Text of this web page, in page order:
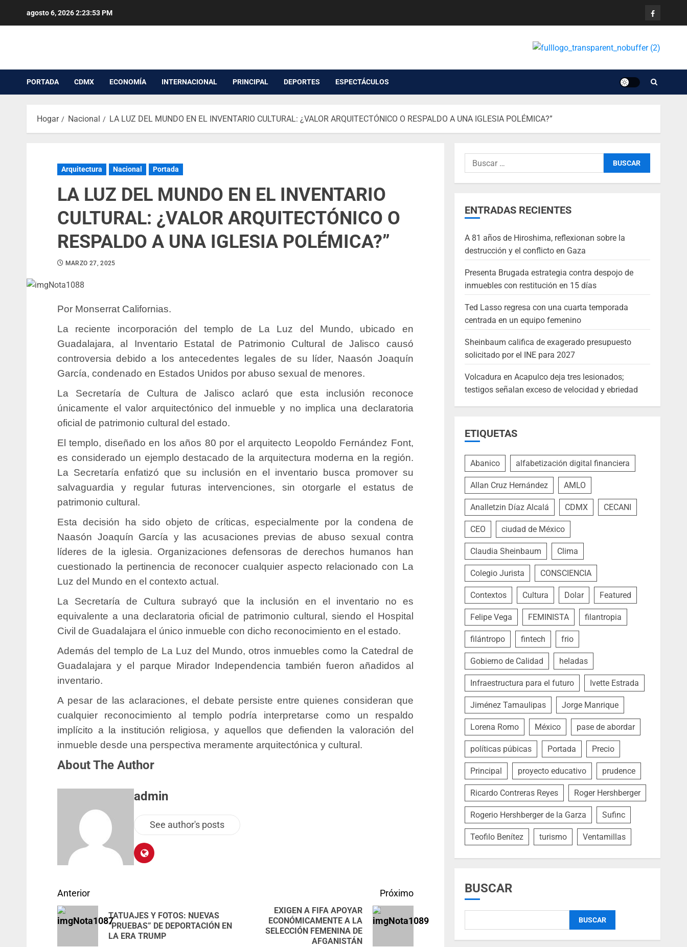
agosto 6, 20262:23:54 PM
PORTADA CDMX ECONOMÍA INTERNACIONAL PRINCIPAL DEPORTES ESPECTÁCULOS
Hogar Nacional LA LUZ DEL MUNDO EN EL INVENTARIO CULTURAL: ¿VALOR ARQUITECTÓNICO O RESPALDO A UNA IGLESIA POLÉMICA?”
Arquitectura Nacional Portada
LA LUZ DEL MUNDO EN EL INVENTARIO
CULTURAL: ¿VALOR ARQUITECTÓNICO O
RESPALDO A UNA IGLESIA POLÉMICA?”
MARZO 27, 2025
Por Monserrat Californias.
La reciente incorporación del templo de La Luz del Mundo, ubicado en
Guadalajara, al Inventario Estatal de Patrimonio Cultural de Jalisco causó
controversia debido a los antecedentes legales de su líder, Naasón Joaquín
García, condenado en Estados Unidos por abuso sexual de menores.
La Secretaría de Cultura de Jalisco aclaró que esta inclusión reconoce
únicamente el valor arquitectónico del inmueble y no implica una declaratoria
oficial de patrimonio cultural del estado.
El templo, diseñado en los años 80 por el arquitecto Leopoldo Fernández Font,
es considerado un ejemplo destacado de la arquitectura moderna en la región.
La Secretaría enfatizó que su inclusión en el inventario busca promover su
salvaguardia y regular futuras intervenciones, sin otorgarle el estatus de
patrimonio cultural.
Esta decisión ha sido objeto de críticas, especialmente por la condena de
Naasón Joaquín García y las acusaciones previas de abuso sexual contra
líderes de la iglesia. Organizaciones defensoras de derechos humanos han
cuestionado la pertinencia de reconocer cualquier aspecto relacionado con La
Luz del Mundo en el contexto actual.
La Secretaría de Cultura subrayó que la inclusión en el inventario no es
equivalente a una declaratoria oficial de patrimonio cultural, siendo el Hospital
Civil de Guadalajara el único inmueble con dicho reconocimiento en el estado.
Además del templo de La Luz del Mundo, otros inmuebles como la Catedral de
Guadalajara y el parque Mirador Independencia también fueron añadidos al
inventario.
A pesar de las aclaraciones, el debate persiste entre quienes consideran que
cualquier reconocimiento al templo podría interpretarse como un respaldo
implícito a la institución religiosa, y aquellos que defienden la valoración del
inmueble desde una perspectiva meramente arquitectónica y cultural.
About The Author
admin
See author's posts
Anterior
TATUAJES Y FOTOS: NUEVAS
“PRUEBAS” DE DEPORTACIÓN EN
LA ERA TRUMP
Próximo
EXIGEN A FIFA APOYAR
ECONÓMICAMENTE A LA
SELECCIÓN FEMENINA DE
AFGANISTÁN
ENTRADAS RECIENTES
A 81 años de Hiroshima, reflexionan sobre la
destrucción y el conflicto en Gaza
Presenta Brugada estrategia contra despojo de
inmuebles con restitución en 15 días
Ted Lasso regresa con una cuarta temporada
centrada en un equipo femenino
Sheinbaum califica de exagerado presupuesto
solicitado por el INE para 2027
Volcadura en Acapulco deja tres lesionados;
testigos señalan exceso de velocidad y ebriedad
ETIQUETAS
Abanico alfabetización digital financiera
Allan Cruz Hernández AMLO
Analletzin Díaz Alcalá CDMX CECANI
CEO ciudad de México
Claudia Sheinbaum Clima
Colegio Jurista CONSCIENCIA
Contextos Cultura Dolar Featured
Felipe Vega FEMINISTA filantropia
filántropo fintech frio
Gobierno de Calidad heladas
Infraestructura para el futuro Ivette Estrada
Jiménez Tamaulipas Jorge Manrique
Lorena Romo México pase de abordar
políticas púbicas Portada Precio
Principal proyecto educativo prudence
Ricardo Contreras Reyes Roger Hershberger
Rogerio Hershberger de la Garza Sufinc
Teofilo Benítez turismo Ventamillas
BUSCAR
BUSCAR